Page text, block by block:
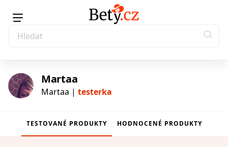
testerka
Martaa
Martaa | testerka
TESTOVANÉ PRODUKTY HODNOCENÉ PRODUKTY